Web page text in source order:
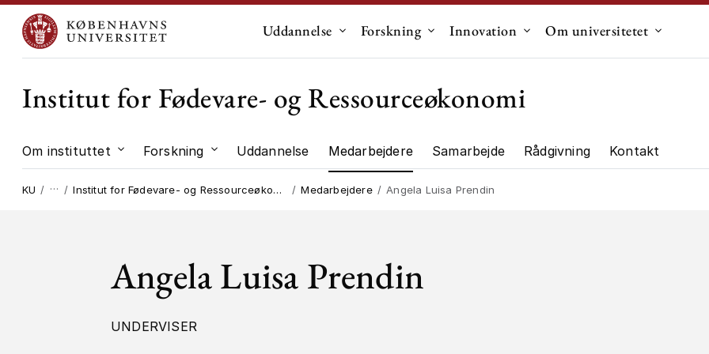
Uddannelse Undermenu til "Uddannelse"
Forskning Undermenu til "Forskning"
Innovation Undermenu til "Innovation"
Om universitetet
Institut for Fødevare- og Ressourceøkonomi
Om instituttet Undermenu til "Om instituttet"
Forskning Undermenu til "Forskning"
Uddannelse Medarbejdere Samarbejde Rådgivning Kontakt
KU … Institut for Fødevare- og Ressourceøkonomi Medarbejdere Angela Luisa Prendin
Angela Luisa Prendin
UNDERVISER